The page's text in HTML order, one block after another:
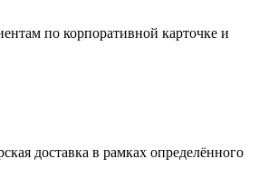
по корпоративной карточке и
доставка в рамках определённого